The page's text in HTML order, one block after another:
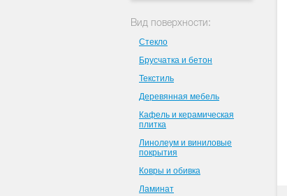
Вид поверхности:
Стекло
Брусчатка и бетон
Текстиль
Деревянная мебель
Кафель и керамическая
плитка
Линолеум и виниловые
покрытия
Ковры и обивка
Ламинат